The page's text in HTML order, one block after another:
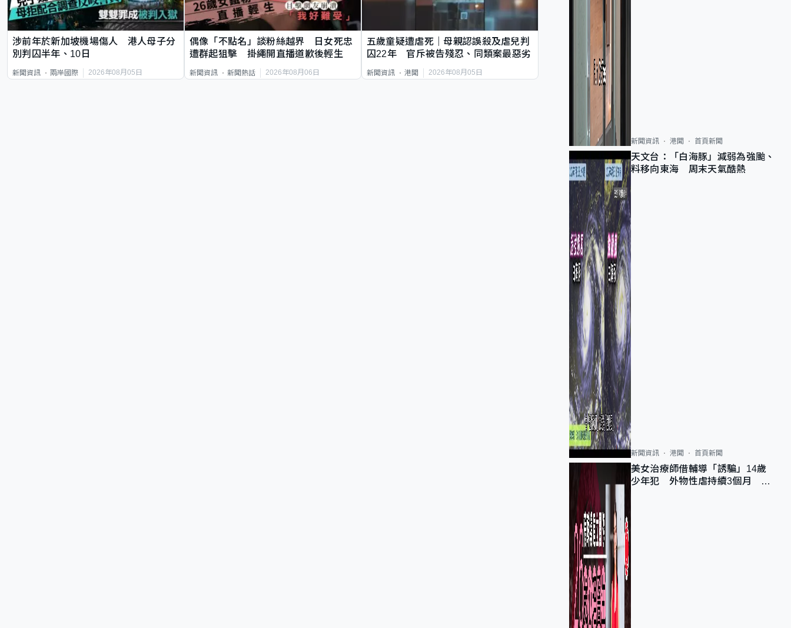
涉前年於新加坡機場傷人 港人母子分
別判囚半年、10日
新聞資訊 兩岸國際 2026年08月05日
偶像「不點名」談粉絲越界 日女死忠
遭群起狙擊 掛繩開直播道歉後輕生
新聞資訊 新聞熱話 2026年08月06日
五歲童疑遭虐死｜母親認誤殺及虐兒判
囚22年 官斥被告殘忍、同類案最惡劣
新聞資訊 港聞 2026年08月05日
新聞資訊 港聞 首頁新聞
天文台：「白海豚」減弱為強颱、
料移向東海 周末天氣酷熱
新聞資訊 港聞 首頁新聞
美女治療師借輔導「誘騙」14歲
少年犯 外物性虐持續3個月 受